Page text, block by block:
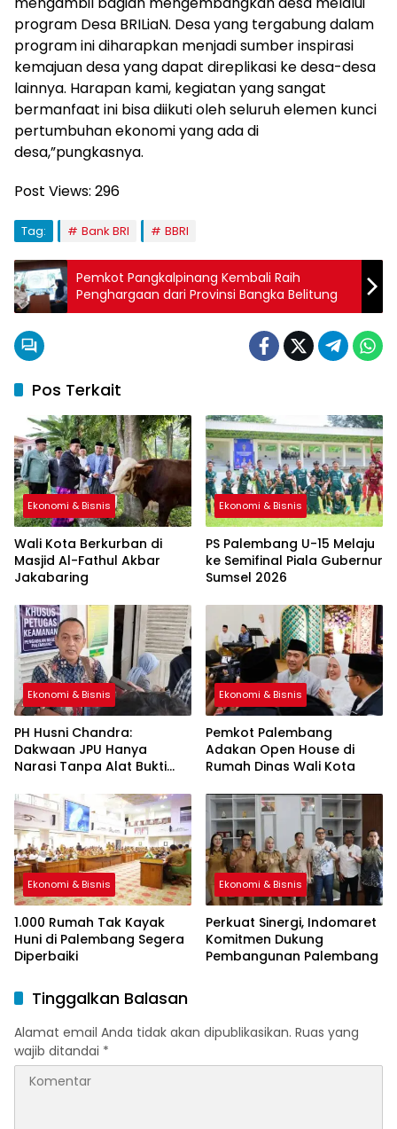
program Desa BRILiaN. Desa yang tergabung dalam
program ini diharapkan menjadi sumber inspirasi
kemajuan desa yang dapat direplikasi ke desa-desa
lainnya. Harapan kami, kegiatan yang sangat
bermanfaat ini bisa diikuti oleh seluruh elemen kunci
pertumbuhan ekonomi yang ada di
desa,”pungkasnya.
Post Views: 296
Tag: Bank BRI BBRI
Pemkot Pangkalpinang Kembali Raih
Penghargaan dari Provinsi Bangka Belitung
Pos Terkait
Ekonomi & Bisnis
Wali Kota Berkurban di
Masjid Al-Fathul Akbar
Jakabaring
Ekonomi & Bisnis
PS Palembang U-15 Melaju
ke Semifinal Piala Gubernur
Sumsel 2026
Ekonomi & Bisnis
PH Husni Chandra:
Dakwaan JPU Hanya
Narasi Tanpa Alat Bukti
Ekonomi & Bisnis
Pemkot Palembang
Adakan Open House di
Rumah Dinas Wali Kota
Ekonomi & Bisnis
1.000 Rumah Tak Kayak
Huni di Palembang Segera
Diperbaiki
Ekonomi & Bisnis
Perkuat Sinergi, Indomaret
Komitmen Dukung
Pembangunan Palembang
Tinggalkan Balasan
Alamat email Anda tidak akan dipublikasikan. Ruas yang
wajib ditandai *